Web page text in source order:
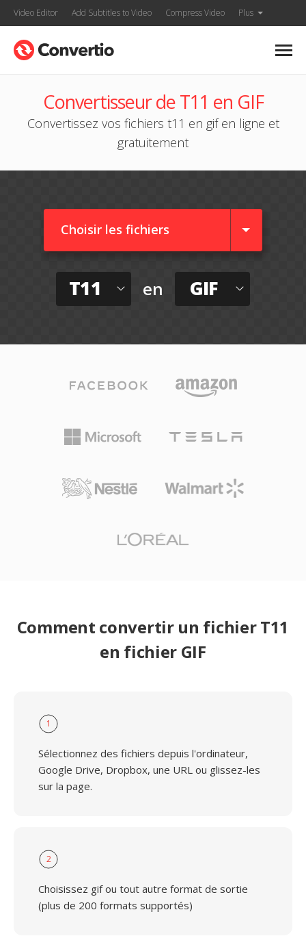
Video Editor Add Subtitles to Video Compress Video Plus
Convertisseur de T11 en GIF
Convertissez vos fichiers t11 en gif en ligne et
gratuitement
Choisir les fichiers
T11 en GIF
Comment convertir un fichier T11
en fichier GIF
1
Sélectionnez des fichiers depuis l'ordinateur,
Google Drive, Dropbox, une URL ou glissez-les
sur la page.
2
Choisissez gif ou tout autre format de sortie
(plus de 200 formats supportés)